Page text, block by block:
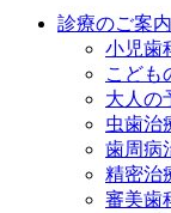
診療のご案内
小児歯
こども
大人の
虫歯治
歯周病
精密治
審美歯